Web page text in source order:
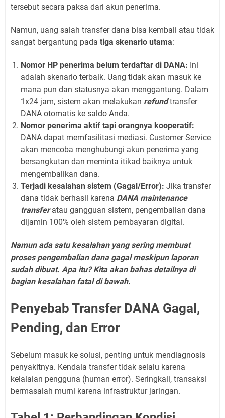
tersebut secara paksa dari akun penerima.
Namun, uang salah transfer dana bisa kembali atau tidak
sangat bergantung pada tiga skenario utama:
Nomor HP penerima belum terdaftar di DANA: Ini
adalah skenario terbaik. Uang tidak akan masuk ke
mana pun dan statusnya akan menggantung. Dalam
1x24 jam, sistem akan melakukan refundtransfer
DANA otomatis ke saldo Anda.
Nomor penerima aktif tapi orangnya kooperatif:
DANA dapat memfasilitasi mediasi. Customer Service
akan mencoba menghubungi akun penerima yang
bersangkutan dan meminta itikad baiknya untuk
mengembalikan dana.
Terjadi kesalahan sistem (Gagal/Error): Jika transfer
dana tidak berhasil karena DANA maintenance
transferatau gangguan sistem, pengembalian dana
dijamin 100% oleh sistem pembayaran digital.
Namun ada satu kesalahan yang sering membuat
proses pengembalian dana gagal meskipun laporan
sudah dibuat. Apa itu? Kita akan bahas detailnya di
bagian kesalahan fatal di bawah.
Penyebab Transfer DANA Gagal,
Pending, dan Error
Sebelum masuk ke solusi, penting untuk mendiagnosis
penyakitnya. Kendala transfer tidak selalu karena
kelalaian pengguna (human error). Seringkali, transaksi
bermasalah murni karena infrastruktur jaringan.